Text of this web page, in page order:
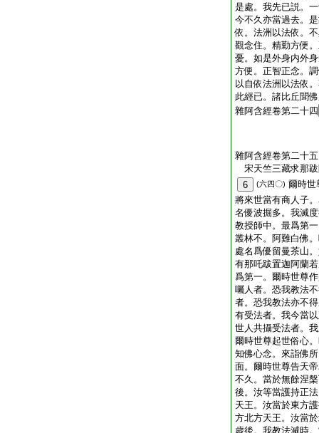
是處。我先已説。
今不久亦當過去。
依。法洲以法依。
觀念住。精勤方便
憂。如是外身内外
方便。正智正念。
以自依法洲以法依
此經已。諸比丘聞
雜阿含經卷第二十四
雜阿含經卷第二十五
宋天竺三藏求那
6
(六四〇) 爾時世
將來世當有商人子
名優波掘多。我滅
教授師中。最爲第
叢林不。阿難白佛
處名爲優留曼茶山
有那吒跋置迦阿蘭
爲第一。爾時世尊
囑人者。恐我教法
者。恐我教法亦不
有受法者。我今當
世人共攝受法者。
爾時世尊起世俗心
知佛心念。來詣佛
面。爾時世尊告天
不久。當於無餘涅
後。汝等當護持正
天王。汝當於東方
方北方天王。汝當
歳後。我教法滅時